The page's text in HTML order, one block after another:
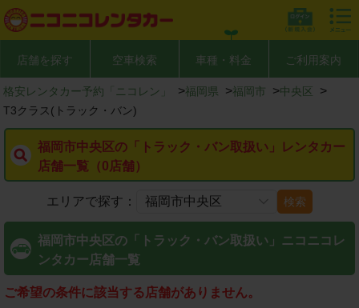
店舗を探す 空車検索 車種・料金 ご利用案内
格安レンタカー予約「ニコレン」 >福岡県 >福岡市 >中央区 >
T3クラス(トラック・バン)
福岡市中央区の「トラック・バン取扱い」レンタカー
店舗一覧（0店舗）
エリアで探す： 検索
福岡市中央区の「トラック・バン取扱い」ニコニコレ
ンタカー店舗一覧
ご希望の条件に該当する店舗がありません。